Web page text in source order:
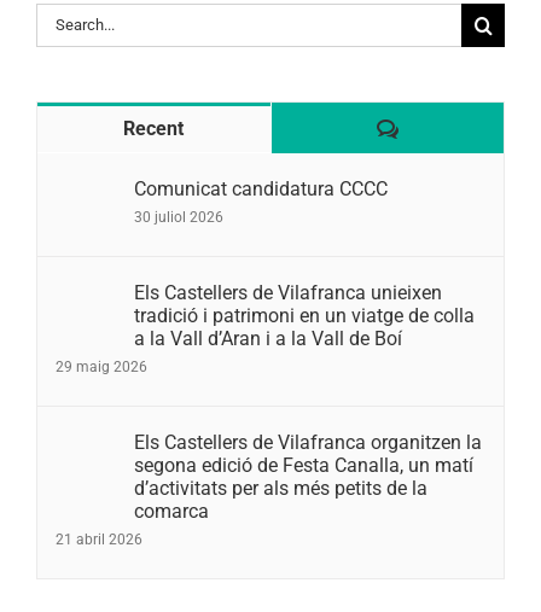
Search
for:
Recent Comentaris
Comunicat candidatura CCCC
30 juliol 2026
Els Castellers de Vilafranca unieixen
tradició i patrimoni en un viatge de colla
a la Vall d’Aran i a la Vall de Boí
29 maig 2026
Els Castellers de Vilafranca organitzen la
segona edició de Festa Canalla, un matí
d’activitats per als més petits de la
comarca
21 abril 2026